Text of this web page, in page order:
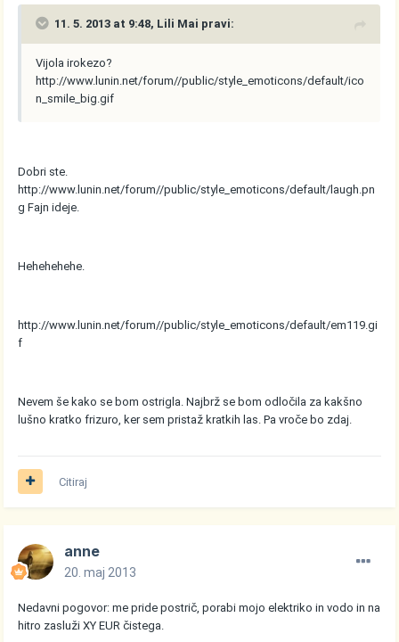
11. 5. 2013 at 9:48, Lili Mai pravi:
Vijola irokezo?
http://www.lunin.net/forum//public/style_emoticons/default/ico
n_smile_big.gif
Dobri ste.
http://www.lunin.net/forum//public/style_emoticons/default/laugh.pn
g Fajn ideje.
Hehehehehe.
http://www.lunin.net/forum//public/style_emoticons/default/em119.gi
f
Nevem še kako se bom ostrigla. Najbrž se bom odločila za kakšno
lušno kratko frizuro, ker sem pristaž kratkih las. Pa vroče bo zdaj.
Citiraj
anne
20. maj 2013
Nedavni pogovor: me pride postrič, porabi mojo elektriko in vodo in na
hitro zasluži XY EUR čistega.